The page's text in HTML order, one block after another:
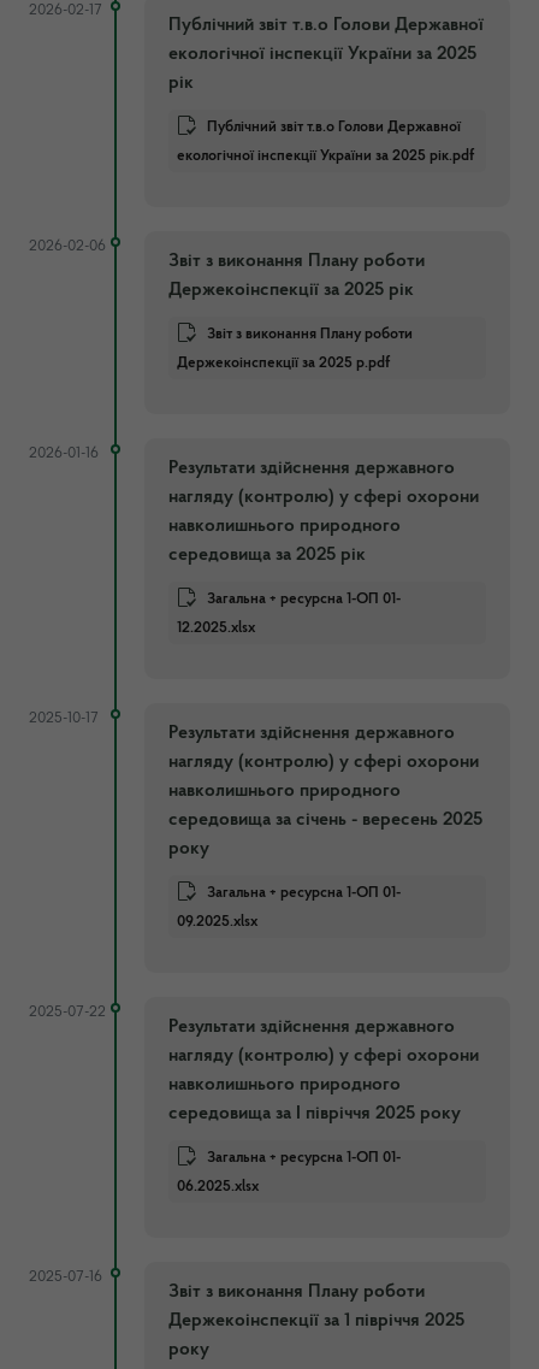
2026-02-17
Публічний звіт т.в.о Голови Державної
екологічної інспекції України за 2025
рік
Публічний звіт т.в.о Голови Державної
екологічної інспекції України за 2025 рік.pdf
2026-02-06
Звіт з виконання Плану роботи
Держекоінспекції за 2025 рік
Звіт з виконання Плану роботи
Держекоінспекції за 2025 р.pdf
2026-01-16
Результати здійснення державного
нагляду (контролю) у сфері охорони
навколишнього природного
середовища за 2025 рік
Загальна + ресурсна 1-ОП 01-
12.2025.xlsx
2025-10-17
Результати здійснення державного
нагляду (контролю) у сфері охорони
навколишнього природного
середовища за січень - вересень 2025
року
Загальна + ресурсна 1-ОП 01-
09.2025.xlsx
2025-07-22
Результати здійснення державного
нагляду (контролю) у сфері охорони
навколишнього природного
середовища за І півріччя 2025 року
Загальна + ресурсна 1-ОП 01-
06.2025.xlsx
2025-07-16
Звіт з виконання Плану роботи
Держекоінспекції за 1 півріччя 2025
року